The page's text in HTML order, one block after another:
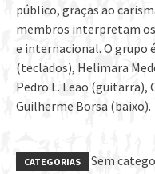
público, graças ao
membros interpretam
e internacional. O grupo
(teclados), Helimara
Pedro L. Leão (guitarra),
Guilherme Borsa (baixo).
CATEGORIAS Sem